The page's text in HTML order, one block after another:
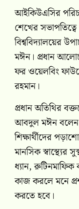
আইকিউএসির
শেখের
বিশ্ববিদ্যালয়ের
মঈন। প্রধান
ফর ওয়েলবিং
রহমান।
প্রধান অতিথির
আবদুল মঈন বলেন,
শিক্ষার্থীদের
মানসিক স্বাস্থ্যের
ধ্যান, রুটিনমাফিক
কাজ করলে মনে
করতে হবে।